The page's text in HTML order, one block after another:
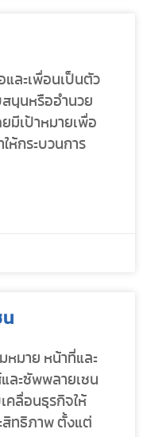
และเพื่อนเป็นตัว
นุนหรืออำนวย
มีเป้าหมายเพื่อ
ห้กระบวนการ
น
หมาย หน้าที่และ
ละซัพพลายเชน
คลื่อนธุรกิจให้
สิทธิภาพ ตั้งแต่